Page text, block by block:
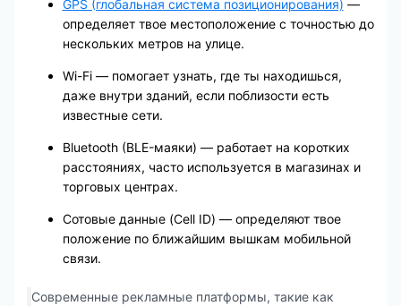
GPS (глобальная система позиционирования) —
определяет твое местоположение с точностью до
нескольких метров на улице.
Wi-Fi — помогает узнать, где ты находишься,
даже внутри зданий, если поблизости есть
известные сети.
Bluetooth (BLE-маяки) — работает на коротких
расстояниях, часто используется в магазинах и
торговых центрах.
Сотовые данные (Cell ID) — определяют твое
положение по ближайшим вышкам мобильной
связи.
Современные рекламные платформы, такие как